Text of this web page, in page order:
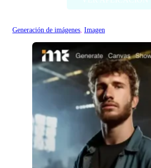
Generación de imágenes, Imagen